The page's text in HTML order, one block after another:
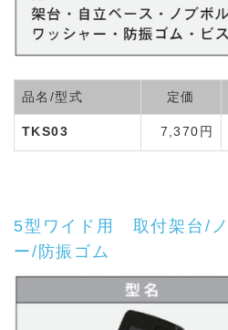
品名/型式 定価
TKS03 7,370円
5型ワイド用 取付架台/
ー/防振ゴム